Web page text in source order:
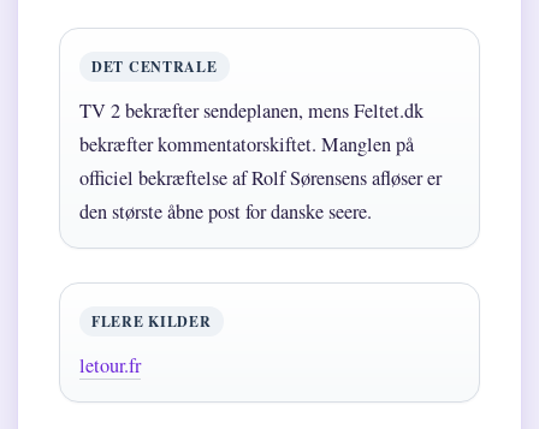
DET CENTRALE
TV 2 bekræfter sendeplanen, mens Feltet.dk
bekræfter kommentatorskiftet. Manglen på
officiel bekræftelse af Rolf Sørensens afløser er
den største åbne post for danske seere.
FLERE KILDER
letour.fr